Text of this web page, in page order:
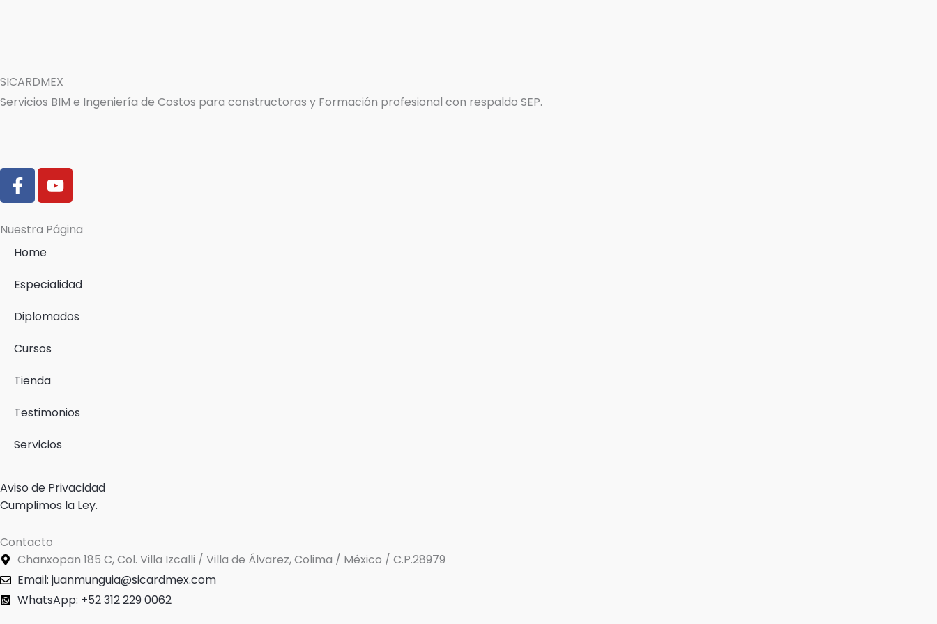
SICARDMEX
Servicios BIM e Ingeniería de Costos para constructoras y Formación profesional con respaldo SEP.
F
a
c
e
b
o
o
-
Y
o
u
t
e
Nuestra Página
Home
Especialidad
Diplomados
Cursos
Tienda
Testimonios
Servicios
Aviso de Privacidad
Cumplimos la Ley.
Contacto
Chanxopan 185 C, Col. Villa Izcalli / Villa de Álvarez, Colima / México / C.P.28979
Email: juanmunguia@sicardmex.com
WhatsApp: +52 312 229 0062